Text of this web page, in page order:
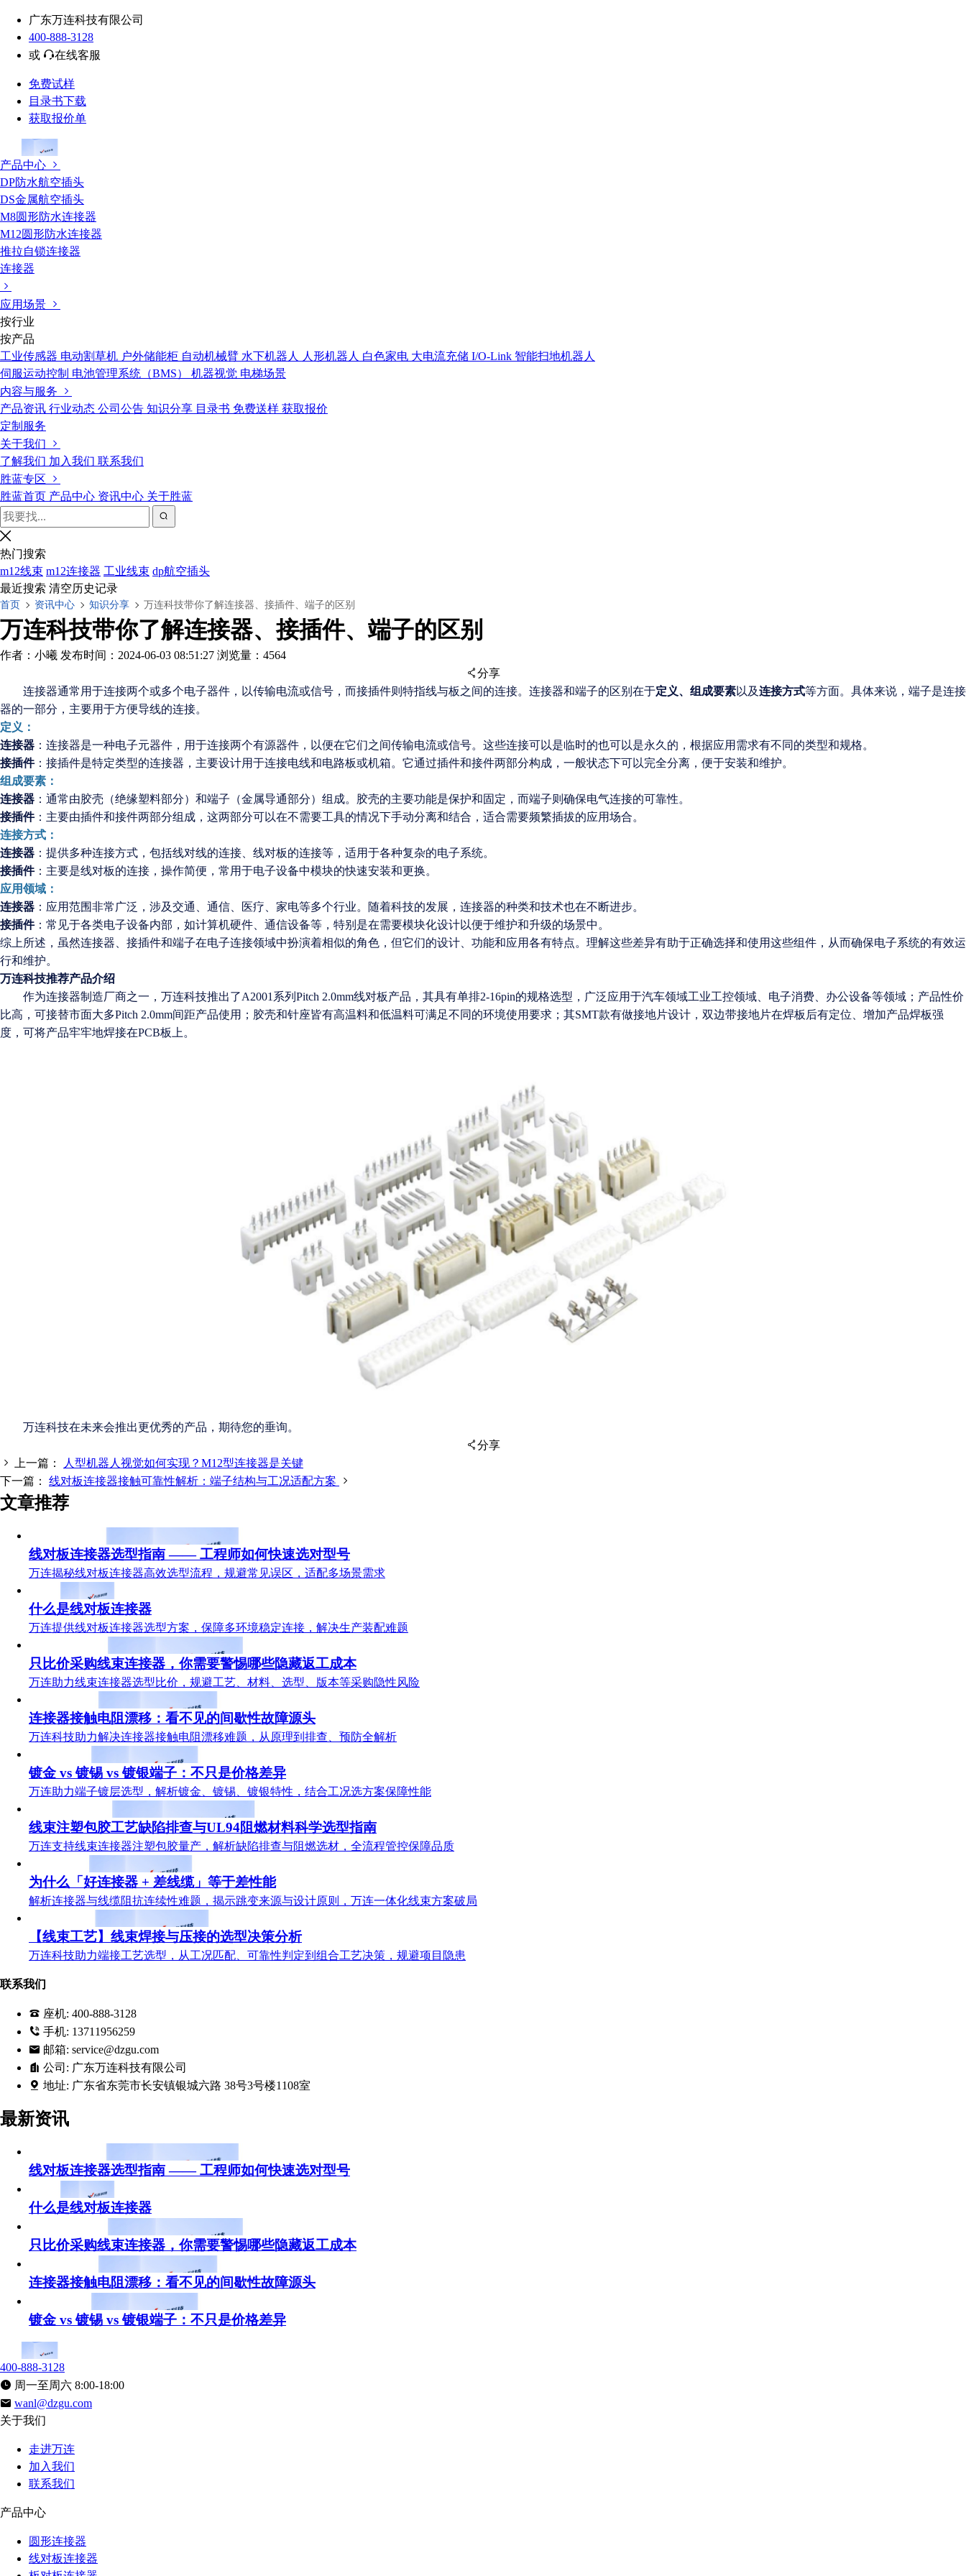
广东万连科技有限公司
400-888-3128
或
在线客服
免费试样
目录书下载
获取报价单
产品中心
DP防水航空插头
DS金属航空插头
M8圆形防水连接器
M12圆形防水连接器
推拉自锁连接器
连接器
应用场景
按行业
按产品
工业传感器 电动割草机 户外储能柜 自动机械臂 水下机器人 人形机器人 白色家电 大电流充储 I/O-Link 智能扫地机器人
伺服运动控制 电池管理系统（BMS） 机器视觉 电梯场景
内容与服务
产品资讯 行业动态 公司公告 知识分享 目录书 免费送样 获取报价
定制服务
关于我们
了解我们 加入我们 联系我们
胜蓝专区
胜蓝首页 产品中心 资讯中心 关于胜蓝
热门搜索
m12线束 m12连接器 工业线束 dp航空插头
最近搜索 清空历史记录
首页 资讯中心 知识分享 万连科技带你了解连接器、接插件、端子的区别
万连科技带你了解连接器、接插件、端子的区别
作者：小曦 发布时间：2024-06-03 08:51:27 浏览量：4564
分享
扫码分享至微信
连接器通常用于连接两个或多个电子器件，以传输电流或信号，而接插件则特指线与板之间的连接。连接器和端子的区别在于定义、组成要素以及连接方式等方面。具体来说，端子是连接
器的一部分，主要用于方便导线的连接。
定义：
连接器 ：连接器是一种电子元器件，用于连接两个有源器件，以便在它们之间传输电流或信号。这些连接可以是临时的也可以是永久的，根据应用需求有不同的类型和规格。
接插件：接插件是特定类型的连接器，主要设计用于连接电线和电路板或机箱。它通过插件和接件两部分构成，一般状态下可以完全分离，便于安装和维护。
组成要素：
连接器 ：通常由胶壳（绝缘塑料部分）和端子（金属导通部分）组成。胶壳的主要功能是保护和固定，而端子则确保电气连接的可靠性。
接插件：主要由插件和接件两部分组成，这两部分可以在不需要工具的情况下手动分离和结合，适合需要频繁插拔的应用场合。
连接方式：
连接器 ：提供多种连接方式，包括线对线的连接、线对板的连接等，适用于各种复杂的电子系统。
接插件：主要是线对板的连接，操作简便，常用于电子设备中模块的快速安装和更换。
应用领域：
连接器 ：应用范围非常广泛，涉及交通、通信、医疗、家电等多个行业。随着科技的发展，连接器的种类和技术也在不断进步。
接插件：常见于各类电子设备内部，如计算机硬件、通信设备等，特别是在需要模块化设计以便于维护和升级的场景中。
综上所述，虽然连接器、接插件和端子在电子连接领域中扮演着相似的角色，但它们的设计、功能和应用各有特点。理解这些差异有助于正确选择和使用这些组件，从而确保电子系统的有效运
行和维护。
万连科技推荐产品介绍
作为连接器制造厂商之一，万连科技推出了A2001系列Pitch 2.0mm线对板产品，其具有单排2-16pin的规格选型，广泛应用于汽车领域工业工控领域、电子消费、办公设备等领域；产品性价
比高，可接替市面大多Pitch 2.0mm间距产品使用；胶壳和针座皆有高温料和低温料可满足不同的环境使用要求；其SMT款有做接地片设计，双边带接地片在焊板后有定位、增加产品焊板强
度，可将产品牢牢地焊接在PCB板上。
万连科技在未来会推出更优秀的产品，期待您的垂询。
分享
上一篇：
人型机器人视觉如何实现？M12型连接器是关键
下一篇： 线对板连接器接触可靠性解析：端子结构与工况适配方案
文章推荐
线对板连接器选型指南 —— 工程师如何快速选对型号
万连揭秘线对板连接器高效选型流程，规避常见误区，适配多场景需求
什么是线对板连接器
万连提供线对板连接器选型方案，保障多环境稳定连接，解决生产装配难题
只比价采购线束连接器，你需要警惕哪些隐藏返工成本
万连助力线束连接器选型比价，规避工艺、材料、选型、版本等采购隐性风险
连接器接触电阻漂移：看不见的间歇性故障源头
万连科技助力解决连接器接触电阻漂移难题，从原理到排查、预防全解析
镀金 vs 镀锡 vs 镀银端子：不只是价格差异
万连助力端子镀层选型，解析镀金、镀锡、镀银特性，结合工况选方案保障性能
线束注塑包胶工艺缺陷排查与UL94阻燃材料科学选型指南
万连支持线束连接器注塑包胶量产，解析缺陷排查与阻燃选材，全流程管控保障品质
为什么「好连接器 + 差线缆」等于差性能
解析连接器与线缆阻抗连续性难题，揭示跳变来源与设计原则，万连一体化线束方案破局
【线束工艺】线束焊接与压接的选型决策分析
万连科技助力端接工艺选型，从工况匹配、可靠性判定到组合工艺决策，规避项目隐患
联系我们
座机: 400-888-3128
手机: 13711956259
邮箱: service@dzgu.com
公司: 广东万连科技有限公司
地址: 广东省东莞市长安镇银城六路 38号3号楼1108室
最新资讯
线对板连接器选型指南 —— 工程师如何快速选对型号
什么是线对板连接器
只比价采购线束连接器，你需要警惕哪些隐藏返工成本
连接器接触电阻漂移：看不见的间歇性故障源头
镀金 vs 镀锡 vs 镀银端子：不只是价格差异
400-888-3128
周一至周六 8:00-18:00
wanl@dzgu.com
关于我们
走进万连
加入我们
联系我们
产品中心
圆形连接器
线对板连接器